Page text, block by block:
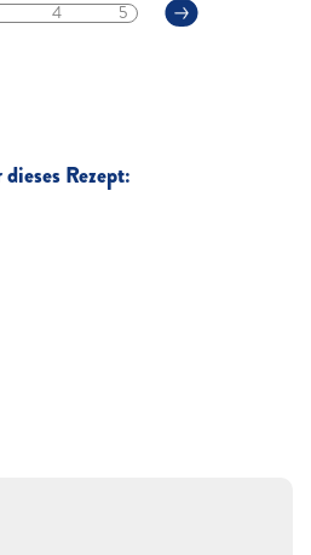
4 5
Rezept: